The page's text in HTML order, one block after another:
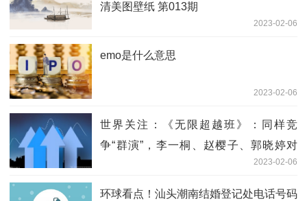
清美图壁纸 第013期
2023-02-06
emo是什么意思
2023-02-06
世界关注：《无限超越班》：同样竞
争“群演”，李一桐、赵樱子、郭晓婷对
2023-02-06
环球看点！汕头潮南结婚登记处电话号码